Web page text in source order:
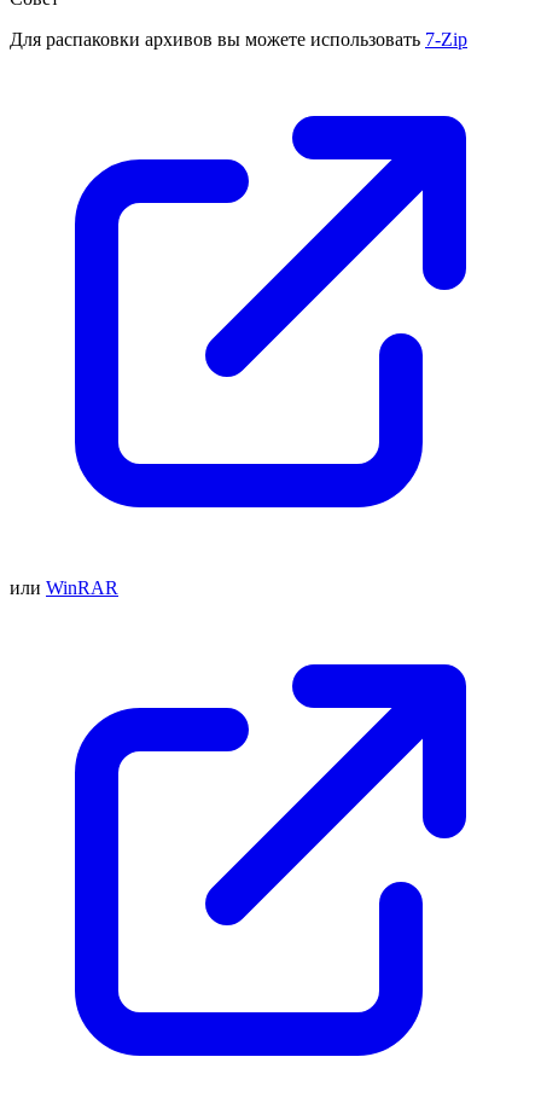
Для распаковки архивов вы можете использовать 7-Zip
или WinRAR